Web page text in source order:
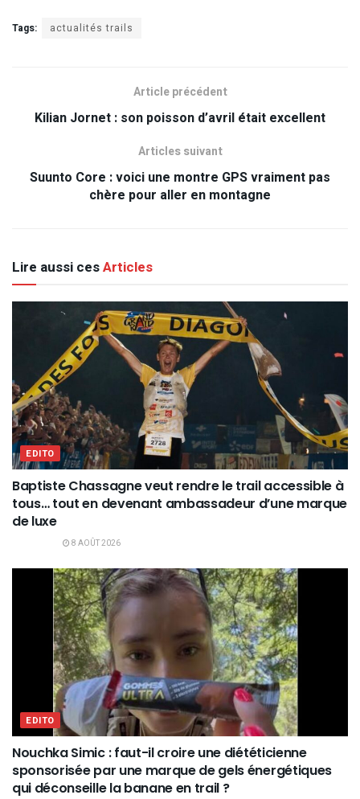
Tags: actualités trails
Article précédent
Kilian Jornet : son poisson d’avril était excellent
Articles suivant
Suunto Core : voici une montre GPS vraiment pas
chère pour aller en montagne
Lire aussi cesArticles
EDITO
Baptiste Chassagne veut rendre le trail accessible à
tous… tout en devenant ambassadeur d’une marque
de luxe
8 AOÛT 2026
EDITO
Nouchka Simic : faut-il croire une diététicienne
sponsorisée par une marque de gels énergétiques
qui déconseille la banane en trail ?